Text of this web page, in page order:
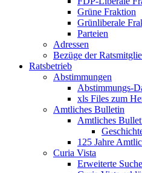
Grüne Fraktion
Grünliberale
Parteien
Adressen
Bezüge der
Ratsbetrieb
Abstimmungen
Abstimmungs-
xls Files zum
Amtliches Bulletin
Amtliches
125 Jahre
Curia Vista
Erweiterte Suche